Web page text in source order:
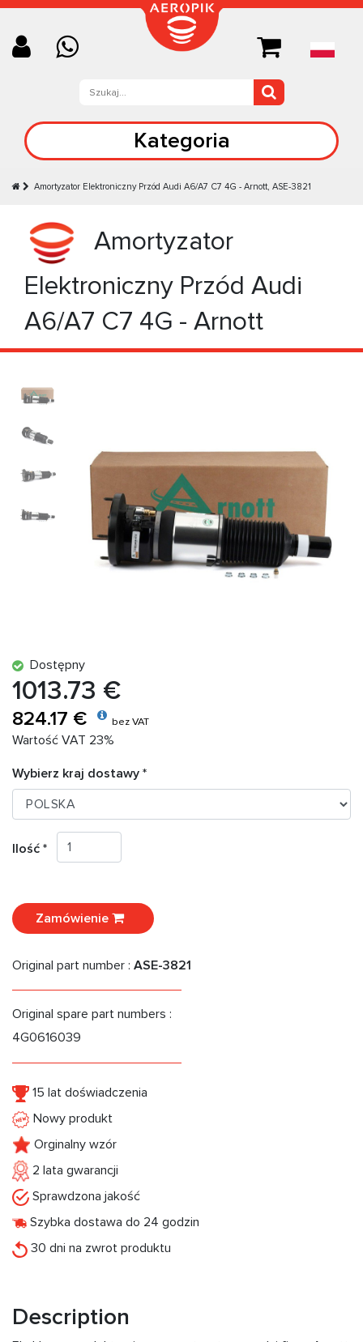
Kategoria
Amortyzator Elektroniczny Przód Audi A6/A7 C7 4G - Arnott, ASE-3821
Amortyzator
Elektroniczny Przód Audi
A6/A7 C7 4G - Arnott
Dostępny
1013.73 €
824.17 € bez VAT
Wartość VAT 23%
Wybierz kraj dostawy *
Ilość *
Zamówienie
Original part number : ASE-3821
Original spare part numbers :
4G0616039
15 lat doświadczenia
Nowy produkt
Orginalny wzór
2 lata gwarancji
Sprawdzona jakość
Szybka dostawa do 24 godzin
30 dni na zwrot produktu
Description